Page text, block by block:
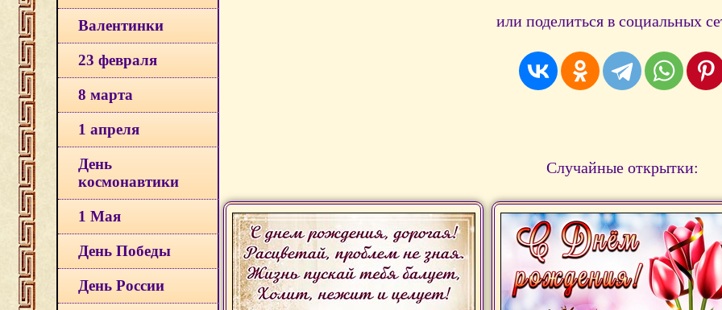
Валентинки
23 февраля
8 марта
1 апреля
День
космонавтики
1 Мая
День Победы
День России
или поделиться в социальных
Случайные открытки: